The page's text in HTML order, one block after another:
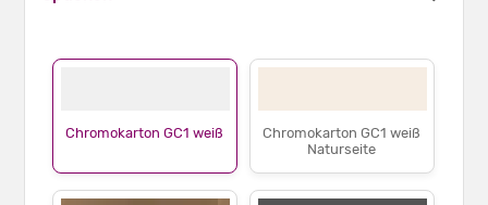
Chromokarton GC1 weiß
Chromokarton GC1 weiß
Naturseite